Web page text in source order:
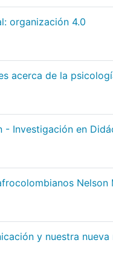
organización 4.0
acerca de la
- Investigación en
Nelson
y nuestra nueva